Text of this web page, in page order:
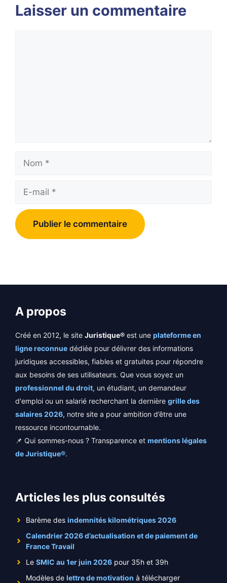
Laisser un commentaire
Nom
A propos
Créé en 2012, le site Juristique® est une plateforme en
ligne reconnue dédiée pour délivrer des informations
juridiques accessibles, fiables et gratuites pour répondre
aux besoins de ses utilisateurs. Que vous soyez un
professionnel du droit, un étudiant, un demandeur
d'emploi ou un salarié recherchant la dernière grille des
salaires 2026, notre site a pour ambition d’être une
ressource incontournable.
📌 Qui sommes-nous ? Transparence et mentions légales
de Juristique®.
Articles les plus consultés
Barème des indemnités kilométriques 2026
Calendrier 2026 d’actualisation et de paiement de
France Travail
Le SMIC au 1er juin 2026 pour 35h et 39h
Modèles de lettre de motivation à télécharger